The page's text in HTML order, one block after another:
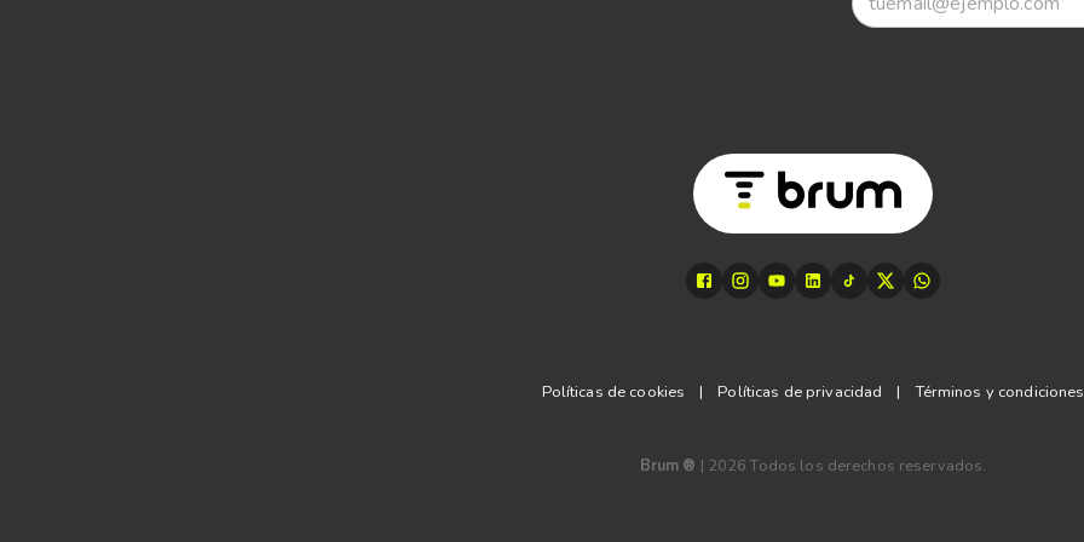
Políticas de cookies | Políticas de privacidad | Términos y condiciones
Brum ® | 2026 Todos los derechos reservados.